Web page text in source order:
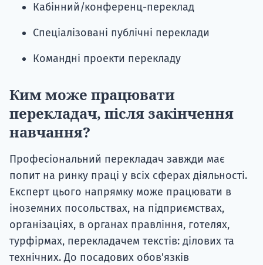
Кабінний/конференц-переклад
Спеціалізовані публічні переклади
Командні проекти перекладу
Ким може працювати
перекладач, після закінчення
навчання?
Професіональний перекладач завжди має
попит на ринку праці у всіх сферах діяльності.
Експерт цього напрямку може працювати в
іноземних посольствах, на підприємствах,
організаціях, в органах правління, готелях,
турфірмах, перекладачем текстів: ділових та
технічних. До посадових обов'язків